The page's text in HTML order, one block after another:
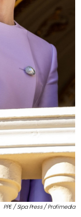
PPE / Sipa Press / Profimedia